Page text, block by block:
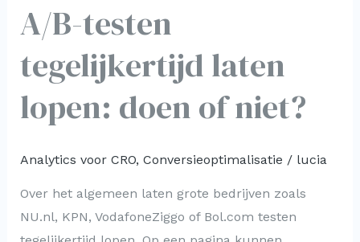
A/B-testen
tegelijkertijd laten
lopen: doen of niet?
Analytics voor CRO, Conversieoptimalisatie / lucia
Over het algemeen laten grote bedrijven zoals
NU.nl, KPN, VodafoneZiggo of Bol.com testen